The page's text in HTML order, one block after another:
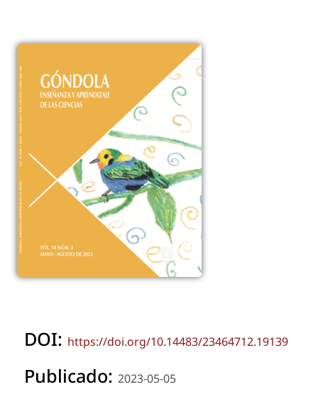
DOI: https://doi.org/10.14483/23464712.19139
Publicado: 2023-05-05